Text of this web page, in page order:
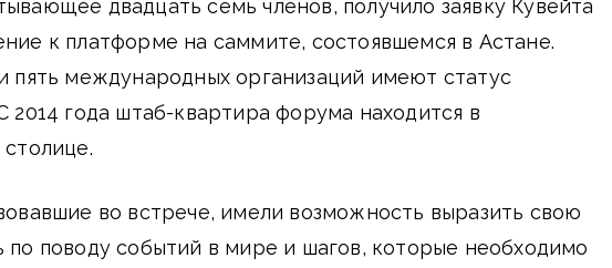
двадцать семь членов, получило заявку Кувейта
к платформе на саммите, состоявшемся в Астане.
пять международных организаций имеют статус
2014 года штаб-квартира форума находится в
столице.
во встрече, имели возможность выразить свою
по поводу событий в мире и шагов, которые необходимо